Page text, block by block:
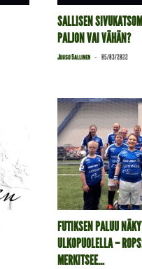
SALLISEN
PALJON VAI VÄHÄN?
Juuso Sallinen - 05/03/2022
FUTIKSEN PALUU
ULKOPUOLELLA –
MERKITSEE...